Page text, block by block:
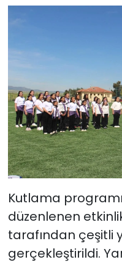
Kutlama
düzenlenen
tarafından çeşitli
gerçekleştirildi.